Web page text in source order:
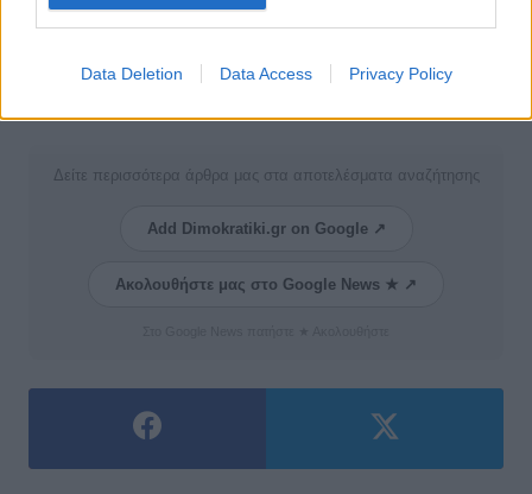
Data Deletion Data Access Privacy Policy
τουριστικά καταλύματα.
enikonomia.gr
Δείτε περισσότερα άρθρα μας στα αποτελέσματα αναζήτησης
Add Dimokratiki.gr on Google ↗
Ακολουθήστε μας στο Google News ★ ↗